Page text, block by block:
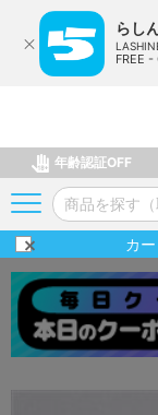
らし
FREE
年齢認証OFF
カ